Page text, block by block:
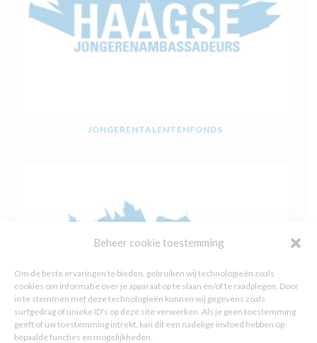
Beheer cookie toestemming
Om de beste ervaringen te bieden, gebruiken wij technologieën zoals
cookies om informatie over je apparaat op te slaan en/of te raadplegen. Door
in te stemmen met deze technologieën kunnen wij gegevens zoals
surfgedrag of unieke ID's op deze site verwerken. Als je geen toestemming
geeft of uw toestemming intrekt, kan dit een nadelige invloed hebben op
bepaalde functies en mogelijkheden.
JONGERENTALENTENFONDS